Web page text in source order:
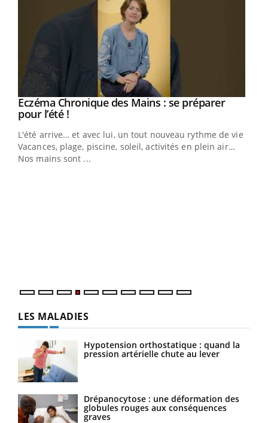
Youtube
Eczéma Chronique des Mains : se préparer
pour l’été !Youtube
L'été arrive… et avec lui, un tout nouveau rythme de vie !
Vacances, plage, piscine, soleil, activités en plein air…
Nos mains sont ...
LES MALADIES
Hypotension orthostatique : quand la
pression artérielle chute au lever
Drépanocytose : une déformation des
globules rouges aux conséquences
graves